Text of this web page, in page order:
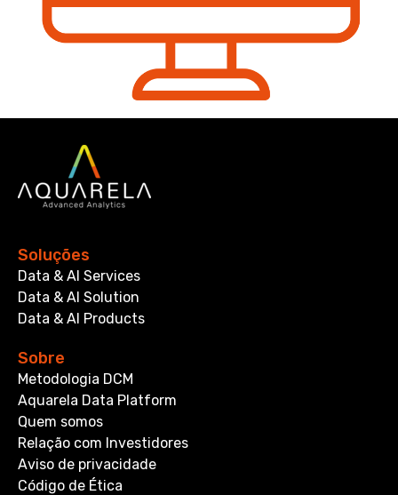
Soluções
Data & AI Services
Data & AI Solution
Data & AI Products
Sobre
Metodologia DCM
Aquarela Data Platform
Quem somos
Relação com Investidores
Aviso de privacidade
Código de Ética